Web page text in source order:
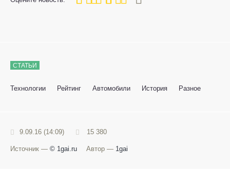
СТАТЬИ
Технологии Рейтинг Автомобили История Разное
9.09.16 (14:09) 15 380
Источник — © 1gai.ru Автор — 1gai